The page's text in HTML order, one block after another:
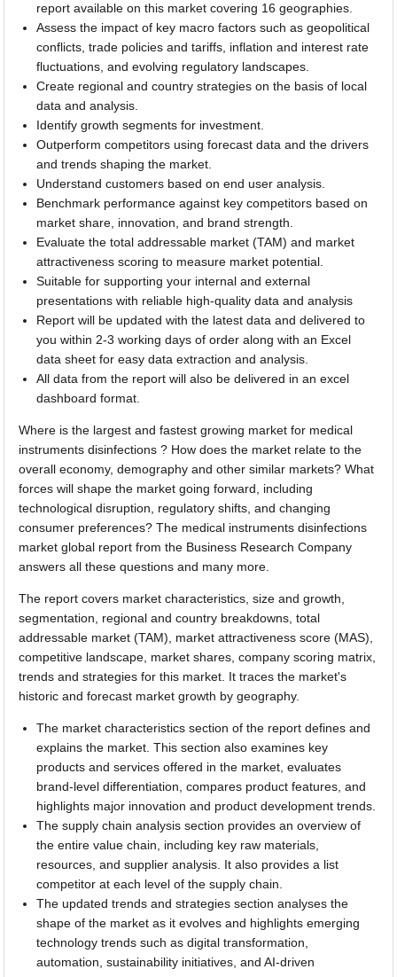
report available on this market covering 16 geographies.
Assess the impact of key macro factors such as geopolitical
conflicts, trade policies and tariffs, inflation and interest rate
fluctuations, and evolving regulatory landscapes.
Create regional and country strategies on the basis of local
data and analysis.
Identify growth segments for investment.
Outperform competitors using forecast data and the drivers
and trends shaping the market.
Understand customers based on end user analysis.
Benchmark performance against key competitors based on
market share, innovation, and brand strength.
Evaluate the total addressable market (TAM) and market
attractiveness scoring to measure market potential.
Suitable for supporting your internal and external
presentations with reliable high-quality data and analysis
Report will be updated with the latest data and delivered to
you within 2-3 working days of order along with an Excel
data sheet for easy data extraction and analysis.
All data from the report will also be delivered in an excel
dashboard format.
Where is the largest and fastest growing market for medical
instruments disinfections ? How does the market relate to the
overall economy, demography and other similar markets? What
forces will shape the market going forward, including
technological disruption, regulatory shifts, and changing
consumer preferences? The medical instruments disinfections
market global report from the Business Research Company
answers all these questions and many more.
The report covers market characteristics, size and growth,
segmentation, regional and country breakdowns, total
addressable market (TAM), market attractiveness score (MAS),
competitive landscape, market shares, company scoring matrix,
trends and strategies for this market. It traces the market's
historic and forecast market growth by geography.
The market characteristics section of the report defines and
explains the market. This section also examines key
products and services offered in the market, evaluates
brand-level differentiation, compares product features, and
highlights major innovation and product development trends.
The supply chain analysis section provides an overview of
the entire value chain, including key raw materials,
resources, and supplier analysis. It also provides a list
competitor at each level of the supply chain.
The updated trends and strategies section analyses the
shape of the market as it evolves and highlights emerging
technology trends such as digital transformation,
automation, sustainability initiatives, and AI-driven